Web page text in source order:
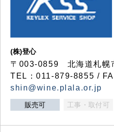
(株)登心
〒003-0859 北海道札幌
TEL：011-879-8855 /
shin@wine.plala.or.jp
販売可 工事・取付可